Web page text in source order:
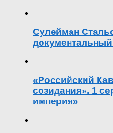
Сулейман
«Российский
созидания». 1
империя»